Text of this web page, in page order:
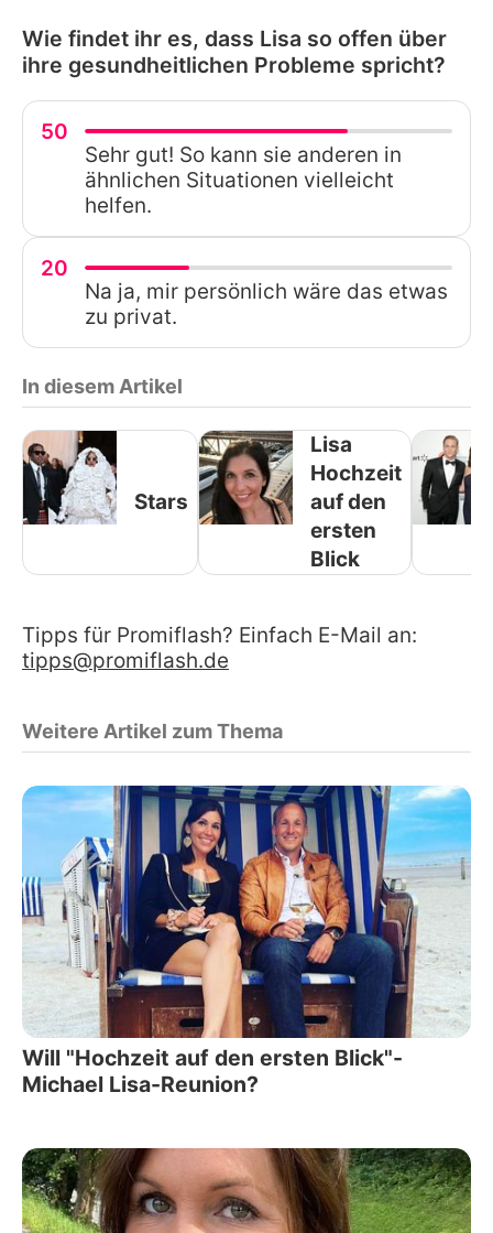
Wie findet ihr es, dass Lisa so offen über
ihre gesundheitlichen Probleme spricht?
50
Sehr gut! So kann sie anderen in
ähnlichen Situationen vielleicht
helfen.
20
Na ja, mir persönlich wäre das etwas
zu privat.
In diesem Artikel
Stars
Lisa
Hochzeit
auf den
ersten
Blick
Tipps für Promiflash? Einfach E-Mail an:
tipps@promiflash.de
Weitere Artikel zum Thema
Will "Hochzeit auf den ersten Blick"-
Michael Lisa-Reunion?